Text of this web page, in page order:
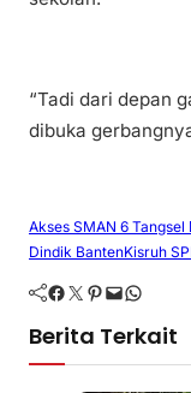
“Tadi dari depan
dibuka
Akses SMAN 6 Tangsel
Dindik BantenKisruh
Facebook Twitter Pinterest Mail WhatsApp
Berita Terkait